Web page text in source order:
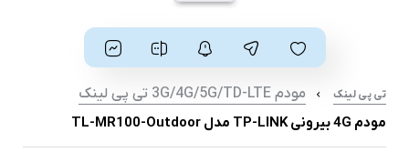
تی پی لینک
مودم 3G/4G/5G/TD-LTE تی پی لینک
مودم 4G بیرونی TP-LINK مدل TL-MR100-Outdoor